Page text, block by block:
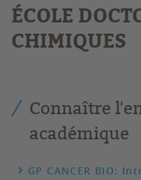
ÉCOLE
CHIMIQUES
Connaître
académique
GP CANCER BIO: